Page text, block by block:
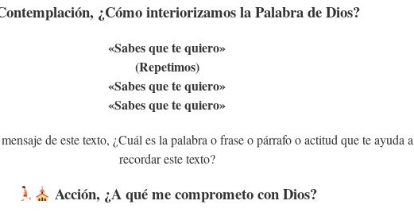
¿Cómo interiorizamos la Palabra de Dios?
«Sabes que te quiero»
(Repetimos)
«Sabes que te quiero»
«Sabes que te quiero»
de este texto, ¿Cuál es la palabra o frase o párrafo o actitud que te ayuda a
recordar este texto?
Acción, ¿A qué me comprometo con Dios?